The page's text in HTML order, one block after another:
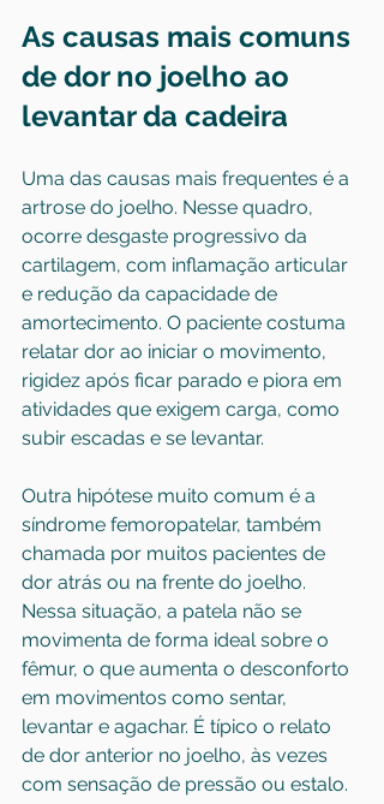
As causas mais comuns
de dor no joelho ao
levantar da cadeira
Uma das causas mais frequentes é a
artrose do joelho. Nesse quadro,
ocorre desgaste progressivo da
cartilagem, com inflamação articular
e redução da capacidade de
amortecimento. O paciente costuma
relatar dor ao iniciar o movimento,
rigidez após ficar parado e piora em
atividades que exigem carga, como
subir escadas e se levantar.
Outra hipótese muito comum é a
síndrome femoropatelar, também
chamada por muitos pacientes de
dor atrás ou na frente do joelho.
Nessa situação, a patela não se
movimenta de forma ideal sobre o
fêmur, o que aumenta o desconforto
em movimentos como sentar,
levantar e agachar. É típico o relato
de dor anterior no joelho, às vezes
com sensação de pressão ou estalo.